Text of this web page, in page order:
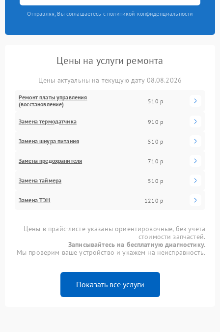
Отправляя, Вы соглашаетесь с политикой конфиденциальности
Цены на услуги ремонта
Цены актуальны на текущую дату 08.08.2026
Ремонт платы управления
(восстановление)
510 р
Замена термодатчика 910 р
Замена шнура питания 510 р
Замена предохранителя 710 р
Замена таймера 510 р
Замена ТЭН 1210 р
Цены в прайс-листе указаны ориентировочные, без учета
стоимости запчастей.
Записывайтесь на бесплатную диагностику.
Мы проверим ваше устройство и укажем на неисправность.
Показать все услуги